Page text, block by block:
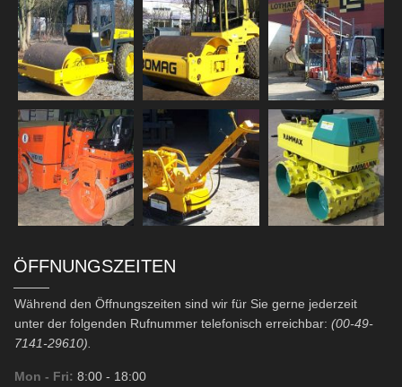
ÖFFNUNGSZEITEN
Während den Öffnungszeiten sind wir für Sie gerne jederzeit
unter der folgenden Rufnummer telefonisch erreichbar: (00-49-
7141-29610).
Mon - Fri: 8:00 - 18:00